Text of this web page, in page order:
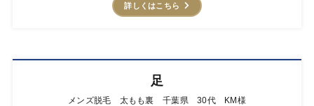
詳しくはこちら
足
メンズ脱毛 太もも裏 千葉県 30代 KM様